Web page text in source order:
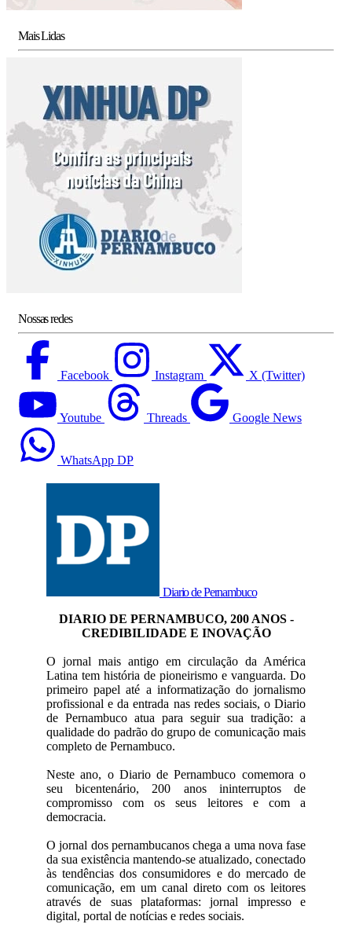
Mais Lidas
Nossas redes
Facebook Instagram X (Twitter)
Youtube Threads Google News
WhatsApp DP
Diario de Pernambuco
DIARIO DE PERNAMBUCO, 200 ANOS -
CREDIBILIDADE E INOVAÇÃO
O jornal mais antigo em circulação da América
Latina tem história de pioneirismo e vanguarda. Do
primeiro papel até a informatização do jornalismo
profissional e da entrada nas redes sociais, o Diario
de Pernambuco atua para seguir sua tradição: a
qualidade do padrão do grupo de comunicação mais
completo de Pernambuco.
Neste ano, o Diario de Pernambuco comemora o
seu bicentenário, 200 anos ininterruptos de
compromisso com os seus leitores e com a
democracia.
O jornal dos pernambucanos chega a uma nova fase
da sua existência mantendo-se atualizado, conectado
às tendências dos consumidores e do mercado de
comunicação, em um canal direto com os leitores
através de suas plataformas: jornal impresso e
digital, portal de notícias e redes sociais.